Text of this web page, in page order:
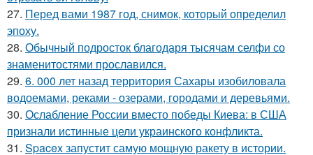
27. Перед вами 1987 год, снимок, который определил
эпоху.
28. Обычный подросток благодаря тысячам селфи со
знаменитостями прославился.
29. 6. 000 лет назад территория Сахары изобиловала
водоемами, реками - озерами, городами и деревьями.
30. Ослабление России вместо победы Киева: в США
признали истинные цели украинского конфликта.
31. Spacex запустит самую мощную ракету в истории.